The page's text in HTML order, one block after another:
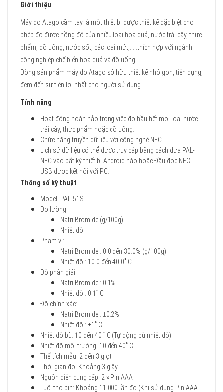
Giới thiệu
Máy đo Atago cầm tay là một thiết bị được thiết kế đặc biệt cho
phép đo được nồng độ của nhiều loại hoa quả, nước trái cây, thực
phẩm, đồ uống, nước sốt, các loại mứt,.....thích hợp với ngành
công nghiệp chế biến hoa quả và đồ uống.
Dòng sản phẩm máy đo Atago sở hữu thiết kế nhỏ gọn, tiện dụng,
đem đến sự tiện lợi nhất cho người sử dụng.
Tính năng
Hoạt động hoàn hảo trong việc đo hầu hết mọi loại nước
trái cây, thực phẩm hoặc đồ uống.
Chức năng truyền dữ liệu với công nghệ NFC.
Lịch sử dữ liệu có thể được truy cập bằng cách đưa PAL-
NFC vào bất kỳ thiết bị Android nào hoặc Đầu đọc NFC
USB được kết nối với PC.
Thông số kỹ thuật
Model: PAL-51S
Đo lường:
Natri Bromide (g/100g)
Nhiệt độ
Phạm vi:
Natri Bromide : 0.0 đến 30.0% (g/100g)
Nhiệt độ : 10.0 đến 40.0ﾟC
Độ phân giải:
Natri Bromide : 0.1%
Nhiệt độ : 0.1ﾟC
Độ chính xác:
Natri Bromide : ±0.2%
Nhiệt độ : ±1ﾟC
Nhiệt độ bù: 10 đến 40 ﾟC (Tự động bù nhiệt độ)
Nhiệt độ môi trường: 10 đến 40ﾟC
Thể tích mẫu: 2 đến 3 giọt
Thời gian đo: Khoảng 3 giây
Nguồn điện cung cấp: 2 × Pin AAA
Tuổi thọ pin: Khoảng 11.000 lần đo (Khi sử dụng Pin AAA.